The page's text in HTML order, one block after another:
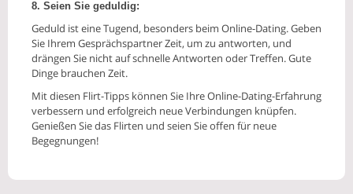
8. Seien Sie geduldig:
Geduld ist eine Tugend, besonders beim Online-Dating. Geben
Sie Ihrem Gesprächspartner Zeit, um zu antworten, und
drängen Sie nicht auf schnelle Antworten oder Treffen. Gute
Dinge brauchen Zeit.
Mit diesen Flirt-Tipps können Sie Ihre Online-Dating-Erfahrung
verbessern und erfolgreich neue Verbindungen knüpfen.
Genießen Sie das Flirten und seien Sie offen für neue
Begegnungen!